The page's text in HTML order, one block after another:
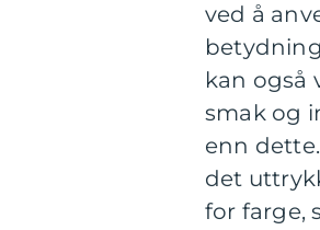
ved å
kan også
smak og
enn
det
for farge,